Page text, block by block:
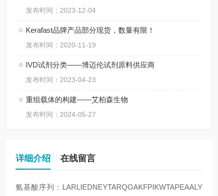
发布时间：2023-12-04
Kerafast品牌产品部分现货，数量有限！
发布时间：2020-11-19
IVD试剂分类——博迈伦试剂原料供应商
发布时间：2023-04-23
重组载体的构建——艾柏森生物
发布时间：2024-05-27
详细介绍 在线留言
氨基酸序列：LARLIEDNEYTARQGAKFPIKWTAPEAALY